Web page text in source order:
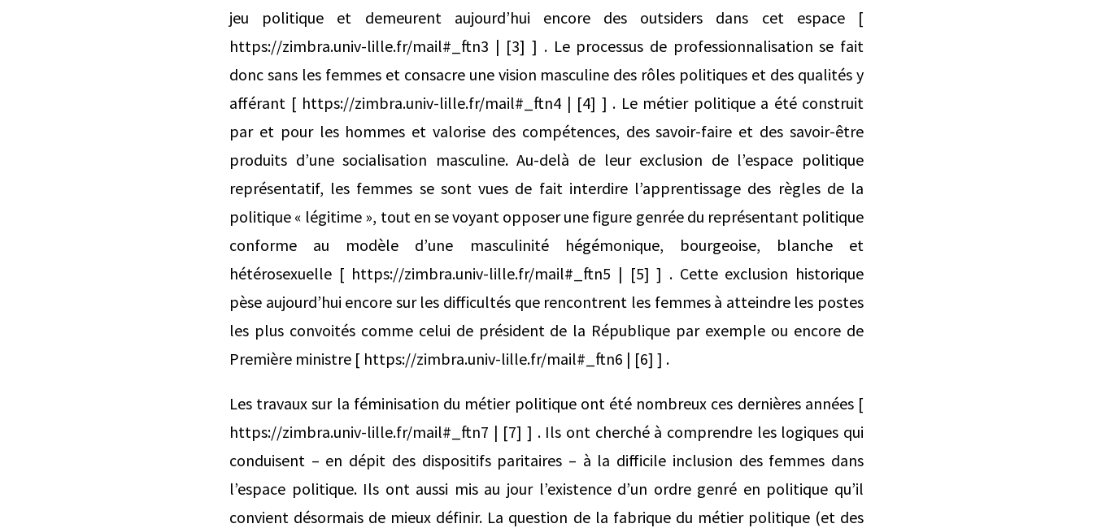
jeu politique et demeurent aujourd’hui encore des outsiders dans cet espace [
https://zimbra.univ-lille.fr/mail#_ftn3 | [3] ] . Le processus de professionnalisation se fait
donc sans les femmes et consacre une vision masculine des rôles politiques et des qualités y
afférant [ https://zimbra.univ-lille.fr/mail#_ftn4 | [4] ] . Le métier politique a été construit
par et pour les hommes et valorise des compétences, des savoir-faire et des savoir-être
produits d’une socialisation masculine. Au-delà de leur exclusion de l’espace politique
représentatif, les femmes se sont vues de fait interdire l’apprentissage des règles de la
politique « légitime », tout en se voyant opposer une figure genrée du représentant politique
conforme au modèle d’une masculinité hégémonique, bourgeoise, blanche et
hétérosexuelle [ https://zimbra.univ-lille.fr/mail#_ftn5 | [5] ] . Cette exclusion historique
pèse aujourd’hui encore sur les difficultés que rencontrent les femmes à atteindre les postes
les plus convoités comme celui de président de la République par exemple ou encore de
Première ministre [ https://zimbra.univ-lille.fr/mail#_ftn6 | [6] ] .
Les travaux sur la féminisation du métier politique ont été nombreux ces dernières années [
https://zimbra.univ-lille.fr/mail#_ftn7 | [7] ] . Ils ont cherché à comprendre les logiques qui
conduisent – en dépit des dispositifs paritaires – à la difficile inclusion des femmes dans
l’espace politique. Ils ont aussi mis au jour l’existence d’un ordre genré en politique qu’il
convient désormais de mieux définir. La question de la fabrique du métier politique (et des